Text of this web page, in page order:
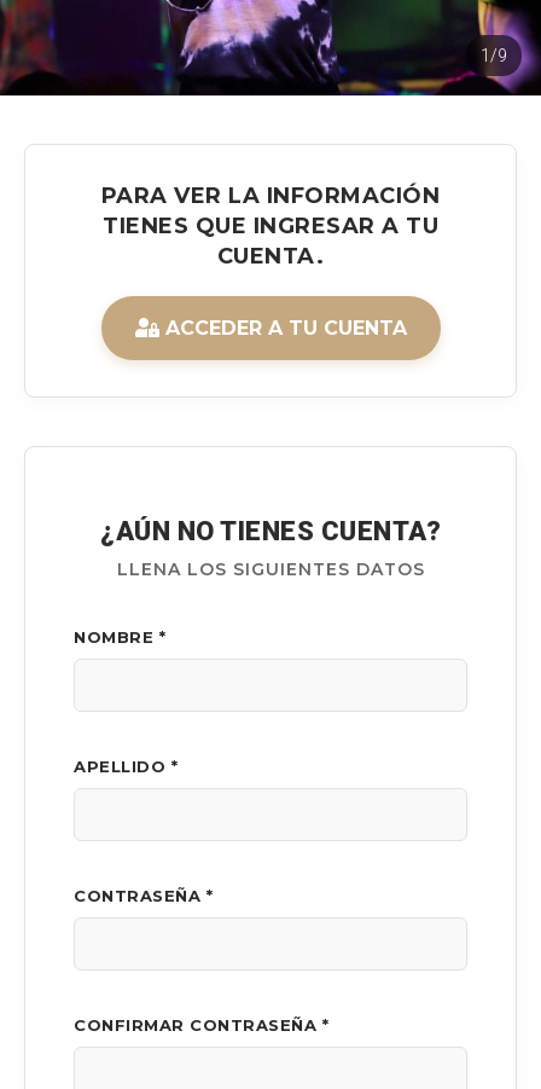
1/9
PARA VER LA INFORMACIÓN
TIENES QUE INGRESAR A TU
CUENTA.
ACCEDER A TU CUENTA
¿AÚN NO TIENES CUENTA?
LLENA LOS SIGUIENTES DATOS
NOMBRE *
APELLIDO *
CONTRASEÑA *
CONFIRMAR CONTRASEÑA *